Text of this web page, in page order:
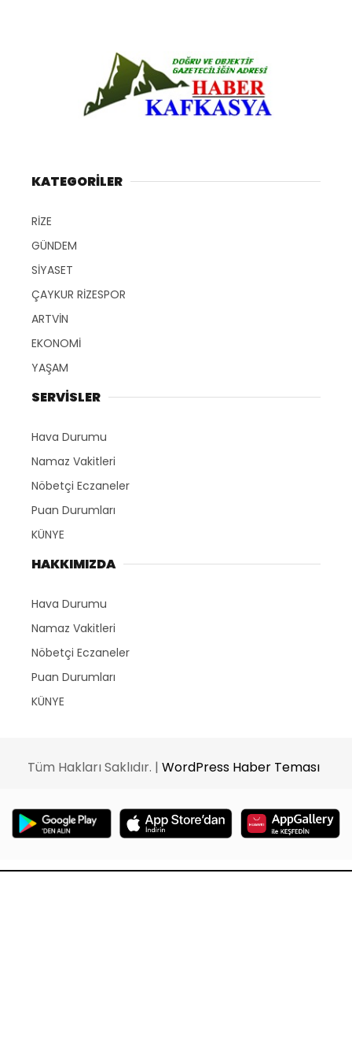
KATEGORİLER
RİZE
GÜNDEM
SİYASET
ÇAYKUR RİZESPOR
ARTVİN
EKONOMİ
YAŞAM
SERVİSLER
Hava Durumu
Namaz Vakitleri
Nöbetçi Eczaneler
Puan Durumları
KÜNYE
HAKKIMIZDA
Hava Durumu
Namaz Vakitleri
Nöbetçi Eczaneler
Puan Durumları
KÜNYE
Tüm Hakları Saklıdır. | WordPress Haber Teması